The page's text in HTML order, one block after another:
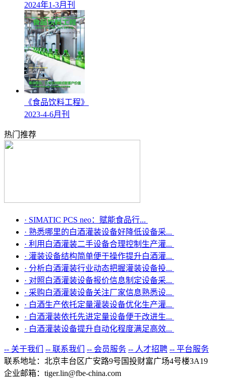
2024年1-3月刊
《食品饮料工程》
2023-4-6月刊
热门推荐
· SIMATIC PCS neo：赋能食品行...
· 熟悉哪里的白酒灌装设备好降低设备采...
· 利用白酒灌装二手设备合理控制生产灌...
· 灌装设备结构简单便于操作提升白酒灌...
· 分析白酒灌装行业动态把握灌装设备投...
· 对照白酒灌装设备报价信息制定设备采...
· 采购白酒灌装设备关注厂家信息熟悉设...
· 白酒生产依托定量灌装设备优化生产灌...
· 白酒灌装依托先进定量设备便于改进生...
· 白酒灌装设备提升自动化程度满足高效...
-- 关于我们 -- 联系我们 -- 会员服务 -- 人才招聘 -- 平台服务
联系地址：北京丰台区广安路9号国投财富广场4号楼3A19
企业邮箱：tiger.lin@fbe-china.com